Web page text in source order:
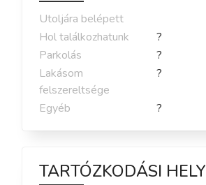
Utoljára belépett
Hol találkozhatunk
?
Parkolás
?
Lakásom
felszereltsége
?
Egyéb ?
TARTÓZKODÁSI HELY